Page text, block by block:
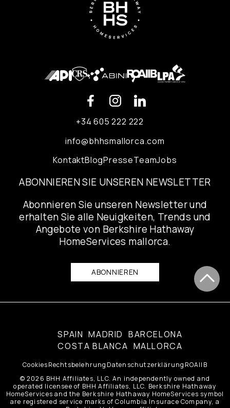
+34 605 222 222
info@bhhsmallorca.com
KontaktBlogPresseTeamJobs
ABONNIEREN SIE UNSEREN NEWSLETTER
Abonnieren Sie unseren Newsletter und
erhalten Sie alle Neuigkeiten, Trends und
Angebote von Berkshire Hathaway
HomeServices mallorca.
ABONNIEREN
SPAIN MADRID BARCELONA
COSTA BLANCA MALLORCA
CookiesRechtsbelehrung Datenschutzerklärung ROAIIB
© 2026 BHH Affiliates, LLC. An independently owned and
operated licensee of BHH Affiliates, LLC. Berkshire Hathaway
HomeServices and the Berkshire Hathaway HomeServices symbol
are registered service marks of Columbia Insurace Company, a